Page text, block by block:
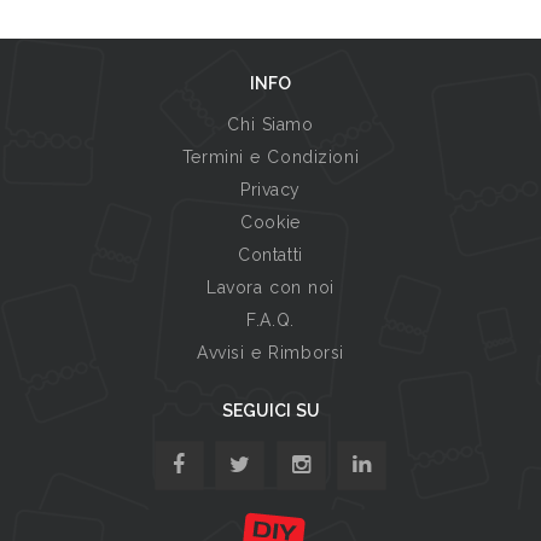
INFO
Chi Siamo
Termini e Condizioni
Privacy
Cookie
Contatti
Lavora con noi
F.A.Q.
Avvisi e Rimborsi
SEGUICI SU